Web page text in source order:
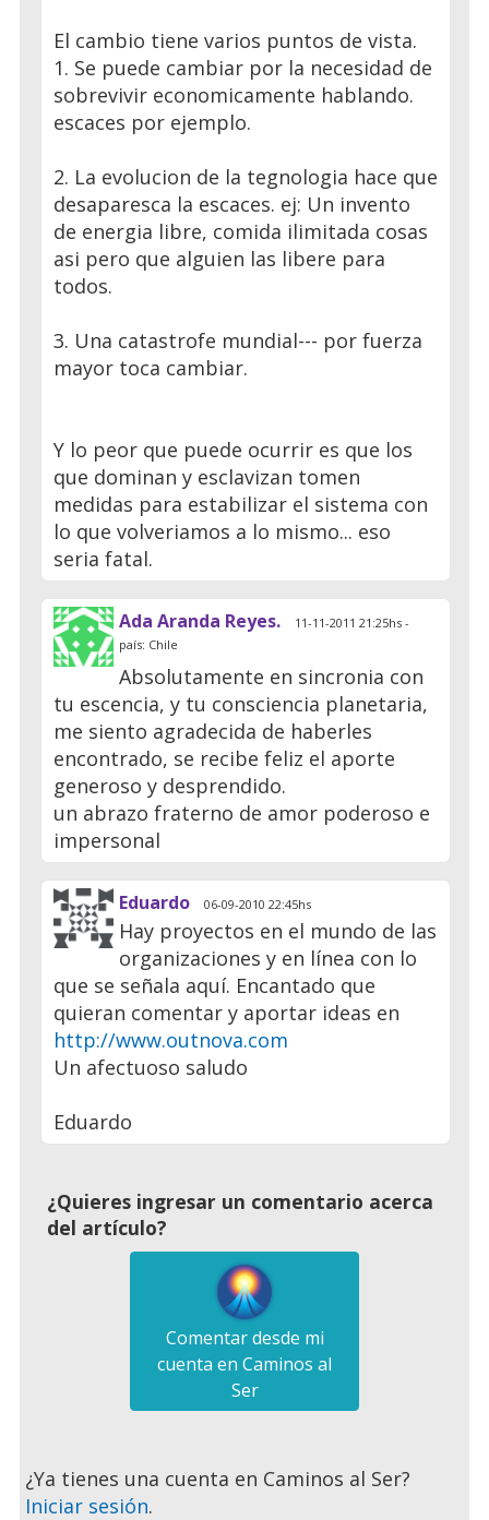
El cambio tiene varios puntos de vista.
1. Se puede cambiar por la necesidad de
sobrevivir economicamente hablando.
escaces por ejemplo.
2. La evolucion de la tegnologia hace que
desaparesca la escaces. ej: Un invento
de energia libre, comida ilimitada cosas
asi pero que alguien las libere para
todos.
3. Una catastrofe mundial--- por fuerza
mayor toca cambiar.
Y lo peor que puede ocurrir es que los
que dominan y esclavizan tomen
medidas para estabilizar el sistema con
lo que volveriamos a lo mismo... eso
seria fatal.
Ada Aranda Reyes. 11-11-2011 21:25hs -
país: Chile
Absolutamente en sincronia con
tu escencia, y tu consciencia planetaria,
me siento agradecida de haberles
encontrado, se recibe feliz el aporte
generoso y desprendido.
un abrazo fraterno de amor poderoso e
impersonal
Eduardo 06-09-2010 22:45hs
Hay proyectos en el mundo de las
organizaciones y en línea con lo
que se señala aquí. Encantado que
quieran comentar y aportar ideas en
http://www.outnova.com
Un afectuoso saludo
Eduardo
¿Quieres ingresar un comentario acerca
del artículo?
Comentar desde mi
cuenta en Caminos al
Ser
¿Ya tienes una cuenta en Caminos al Ser?
Iniciar sesión.